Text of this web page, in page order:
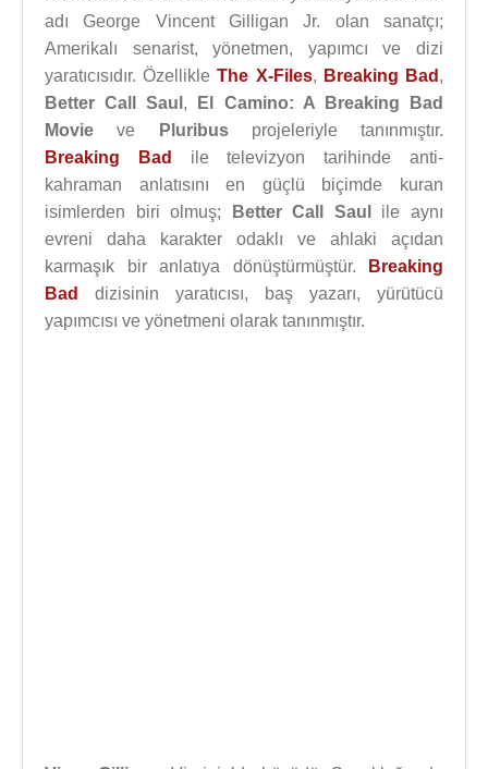
adı George Vincent Gilligan Jr. olan sanatçı;
Amerikalı senarist, yönetmen, yapımcı ve dizi
yaratıcısıdır. ÖzellikleThe X-Files, Breaking Bad ,
Better Call Saul ,
El Camino: A Breaking Bad
Movie ve Pluribusprojeleriyle tanınmıştır.
Breaking Bad
ile televizyon tarihinde anti-
kahraman anlatısını en güçlü biçimde kuran
isimlerden biri olmuş;
Better Call Saul
ile aynı
evreni daha karakter odaklı ve ahlaki açıdan
karmaşık bir anlatıya dönüştürmüştür.
Breaking
Bad
dizisinin yaratıcısı, baş yazarı, yürütücü
yapımcısı ve yönetmeni olarak tanınmıştır.